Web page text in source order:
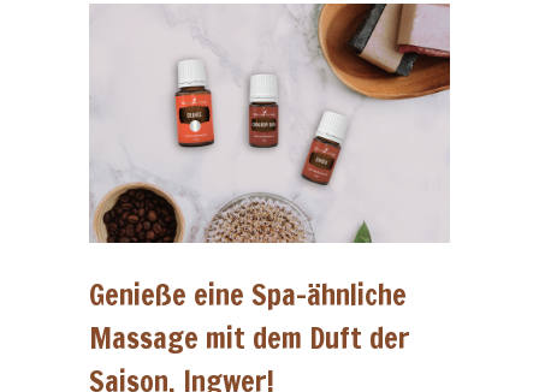
Genieße eine Spa-ähnliche
Massage mit dem Duft der
Saison, Ingwer!